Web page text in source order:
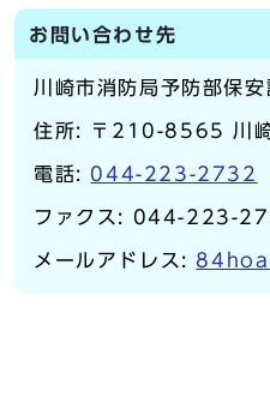
お問い合わせ先
川崎市消防局予防部保安
住所: 〒210-8565 川
電話: 044-223-2732
ファクス: 044-223-
メールアドレス: